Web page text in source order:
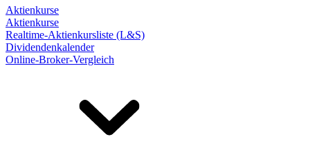
Aktienkurse
Aktienkurse
Realtime-Aktienkursliste (L&S)
Dividendenkalender
Online-Broker-Vergleich